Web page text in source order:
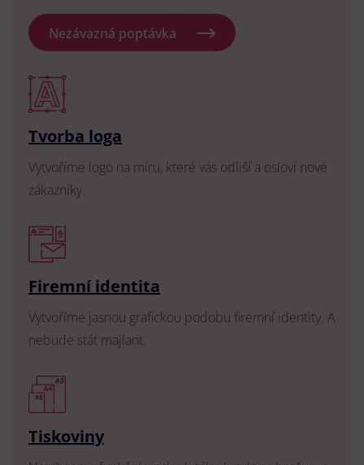
Nezávazná poptávka
Tvorba loga
Vytvoříme logo na míru, které vás odliší a osloví nové
zákazníky.
Firemní identita
Vytvoříme jasnou grafickou podobu firemní identity. A
nebude stát majlant.
Tiskoviny